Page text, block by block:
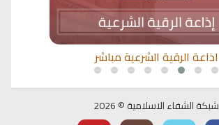
اذاعة الرقية الشرعية مباشر
شبكة الشفاء الاسلامية © 2026